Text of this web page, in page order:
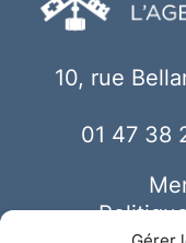
10, rue
01 47 38